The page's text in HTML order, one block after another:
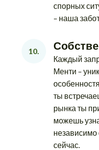
спорных
– наша
10.
Каждый
Менти –
ты
рынка ты
можешь
независимо
сейчас.